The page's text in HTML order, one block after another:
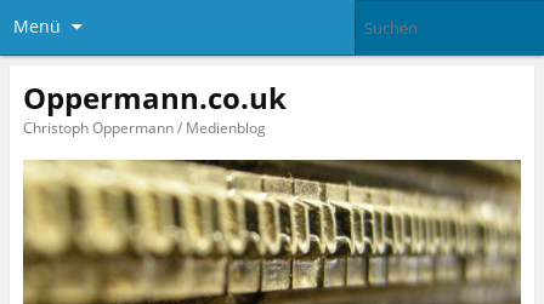
Menü
Oppermann.co.uk
Christoph Oppermann / Medienblog